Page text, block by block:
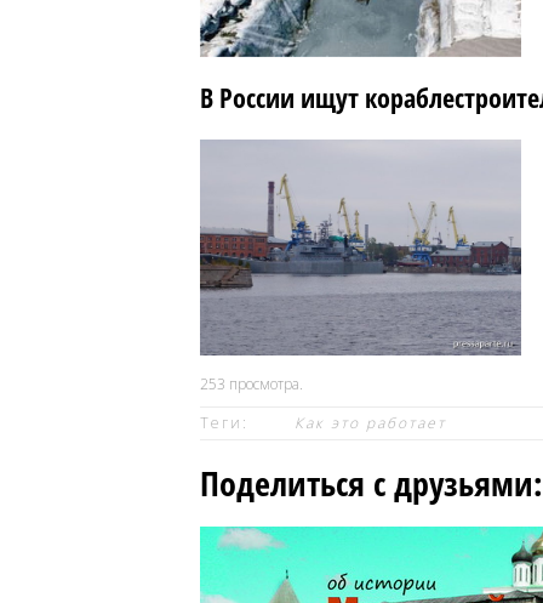
В России ищут
253 просмотра.
Теги:
Как это работает
Поделиться с друзьями: